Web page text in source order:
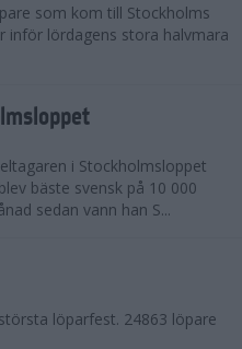
som kom till Stockholms
inför lördagens stora halvmara
i Stockholmsloppet
bäste svensk på 10 000
sedan vann han S...
löparfest. 24863 löpare